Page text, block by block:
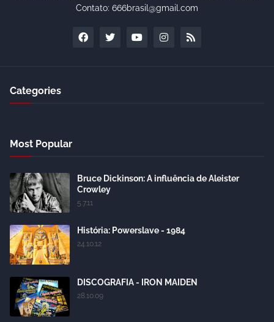
Contato: 666brasil@gmail.com
Categories
Most Popular
Bruce Dickinson: A influência de Aleister
Crowley
5.7.11
História: Powerslave - 1984
24.10.12
DISCOGRAFIA - IRON MAIDEN
28.10.09